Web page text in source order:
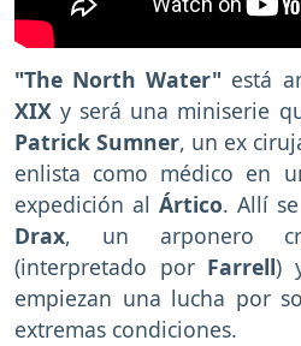
"The North Water" está
XIX y será una miniserie
Patrick Sumner, un ex
enlista como médico en
expedición al Ártico. Allí
Drax, un arponero
(interpretado por Farrell)
empiezan una lucha por
extremas condiciones.